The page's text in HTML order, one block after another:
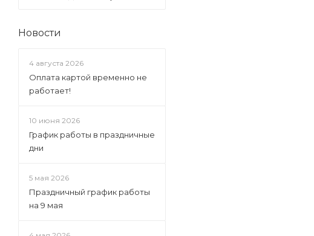
Новости
4 августа 2026
Оплата картой временно не
работает!
10 июня 2026
График работы в праздничные
дни
5 мая 2026
Праздничный график работы
на 9 мая